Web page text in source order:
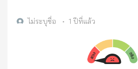
https://www.facebook.com/
ไม่ระบุชื่อ • 1 ปีที่แล้ว